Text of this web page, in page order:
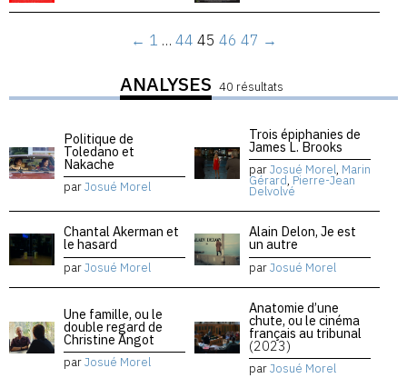
← 1 … 44 45 46 47 →
ANALYSES 40 résultats
Politique de
Toledano et
Nakache
parJosué Morel
Trois épiphanies de
James L. Brooks
parJosué Morel, Marin
Gérard, Pierre-Jean
Delvolvé
Chantal Akerman et
le hasard
parJosué Morel
Alain Delon, Je est
un autre
parJosué Morel
Une famille, ou le
double regard de
Christine Angot
parJosué Morel
Anatomie d’une
chute, ou le cinéma
français au tribunal
(2023)
parJosué Morel